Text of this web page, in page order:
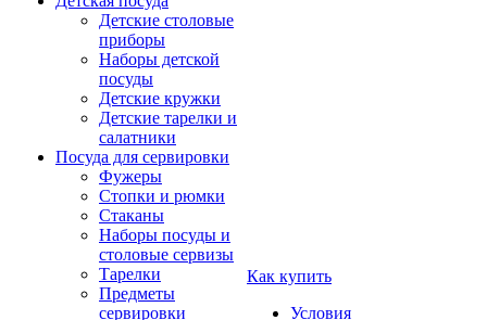
Детские столовые
приборы
Наборы детской
посуды
Детские кружки
Детские тарелки и
салатники
Посуда для сервировки
Фужеры
Стопки и рюмки
Стаканы
Наборы посуды и
столовые сервизы
Тарелки
Предметы
сервировки
Как купить
Условия